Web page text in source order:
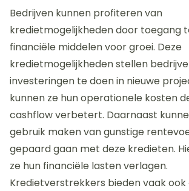
Bedrijven kunnen profiteren van
kredietmogelijkheden door toegang
financiële middelen voor groei. Deze
kredietmogelijkheden stellen
investeringen te doen in nieuwe
kunnen ze hun operationele kosten
cashflow verbetert. Daarnaast
gebruik maken van gunstige
gepaard gaan met deze kredieten.
ze hun financiële lasten verlagen.
Kredietverstrekkers bieden vaak ook